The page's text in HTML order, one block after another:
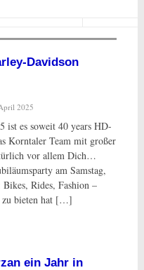
Davidson
2025
ist es soweit 40 years HD-
Korntaler Team mit großer
vor allem Dich…
am Samstag,
Rides, Fashion –
zu bieten hat […]
ein Jahr in